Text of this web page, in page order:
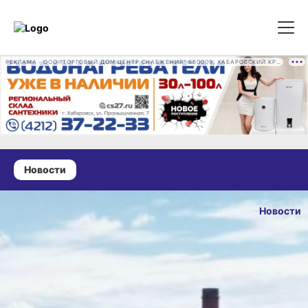
Новости
Почти 800
специалистов
работают в две
на реконструкции
Новости